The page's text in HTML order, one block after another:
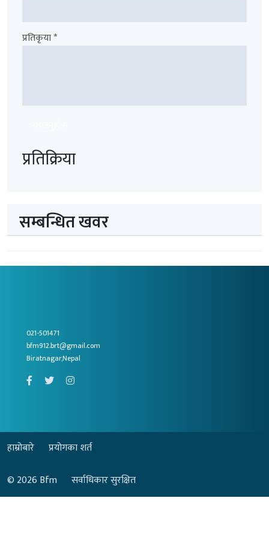
प्रतिकृया *
प्रतिक्रिया
सम्बन्धित खवर
021-501471
bfm912.brt@gmail.com
Biratnagar,Nepal
हाम्रोबारे
प्रयोगका शर्त
© 2026Bfm सर्वाधिकार सुरक्षित